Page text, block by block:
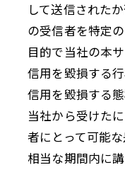
して送信された
の受信者を特定
目的で当社の本
信用を毀損する
信用を毀損する
当社から受けた
者にとって可能
相当な期間内に